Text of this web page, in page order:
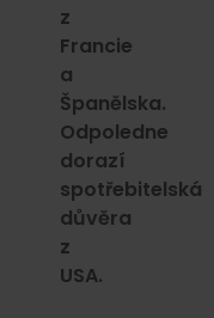
z
Francie
a
Španělska.
Odpoledne
dorazí
spotřebitelská
důvěra
z
USA.